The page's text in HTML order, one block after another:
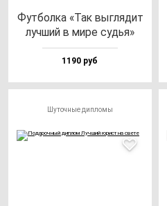
Фут­бол­ка «Так выг­ля­дит
луч­ший в ми­ре судья»
1190 руб
Шуточные дипломы